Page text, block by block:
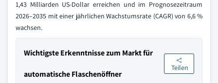
1,43 Milliarden US-Dollar erreichen und im Prognosezeitraum
2026–2035 mit einer jährlichen Wachstumsrate (CAGR) von 6,6 %
wachsen.
Wichtigste Erkenntnisse zum Markt für
automatische Flaschenöffner
Teilen